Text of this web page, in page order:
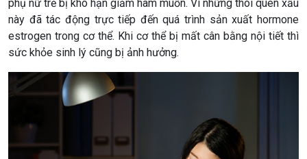
phụ nữ trẻ bị khô hạn giảm ham muốn. Vì những thói quen xấu
này đã tác động trực tiếp đến quá trình sản xuất hormone
estrogen trong cơ thể. Khi cơ thể bị mất cân bằng nội tiết thì
sức khỏe sinh lý cũng bị ảnh hưởng.